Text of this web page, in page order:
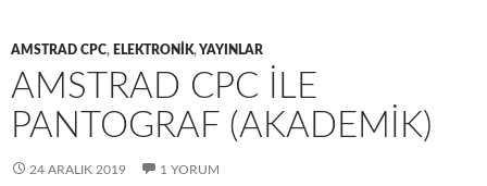
AMSTRAD CPC, ELEKTRONIK,YAYINLAR
AMSTRAD CPC ILE
PANTOGRAF (AKADEMIK)
24 ARALIK 2019 1 YORUM